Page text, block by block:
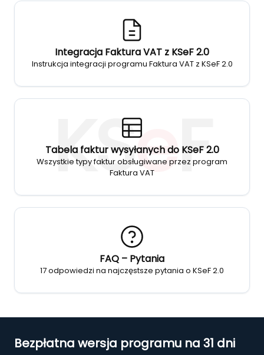
KSeF
Integracja Faktura VAT z KSeF 2.0
Instrukcja integracji programu Faktura VAT z KSeF 2.0
Tabela faktur wysyłanych do KSeF 2.0
Wszystkie typy faktur obsługiwane przez program
Faktura VAT
FAQ – Pytania
17 odpowiedzi na najczęstsze pytania o KSeF 2.0
Bezpłatna wersja programu na 31 dni